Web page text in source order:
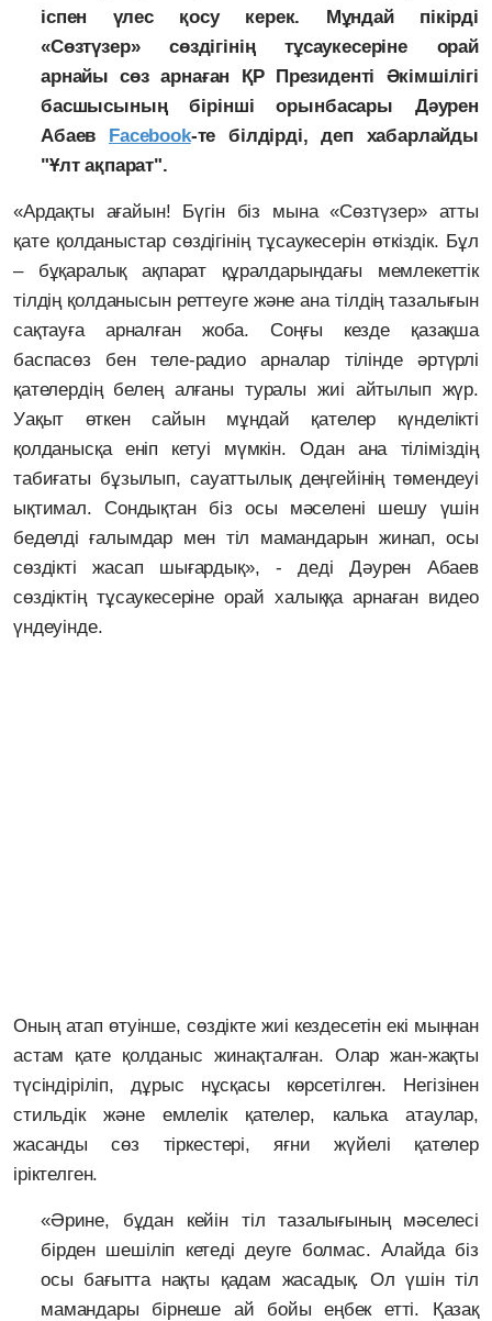
іспен үлес қосу керек. Мұндай пікірді
«Сөзтүзер» сөздігінің тұсаукесеріне орай
арнайы сөз арнаған ҚР Президенті Әкімшілігі
басшысының бірінші орынбасары Дәурен
Абаев
Facebook-те білдірді, деп хабарлайды
"Ұлт ақпарат".
«Ардақты ағайын! Бүгін біз мына «Сөзтүзер» атты
қате қолданыстар сөздігінің тұсаукесерін өткіздік. Бұл
– бұқаралық ақпарат құралдарындағы мемлекеттік
тілдің қолданысын реттеуге және ана тілдің тазалығын
сақтауға арналған жоба. Соңғы кезде қазақша
баспасөз бен теле-радио арналар тілінде әртүрлі
қателердің белең алғаны туралы жиі айтылып жүр.
Уақыт өткен сайын мұндай қателер күнделікті
қолданысқа еніп кетуі мүмкін. Одан ана тіліміздің
табиғаты бұзылып, сауаттылық деңгейінің төмендеуі
ықтимал. Сондықтан біз осы мәселені шешу үшін
беделді ғалымдар мен тіл мамандарын жинап, осы
сөздікті жасап шығардық», - деді Дәурен Абаев
сөздіктің тұсаукесеріне орай халыққа арнаған видео
үндеуінде.
Оның атап өтуінше, сөздікте жиі кездесетін екі мыңнан
астам қате қолданыс жинақталған. Олар жан-жақты
түсіндіріліп, дұрыс нұсқасы көрсетілген. Негізінен
стильдік және емлелік қателер, калька атаулар,
жасанды сөз тіркестері, яғни жүйелі қателер
іріктелген.
«Әрине, бұдан кейін тіл тазалығының мәселесі
бірден шешіліп кетеді деуге болмас. Алайда біз
осы бағытта нақты қадам жасадық. Ол үшін тіл
мамандары бірнеше ай бойы еңбек етті. Қазақ